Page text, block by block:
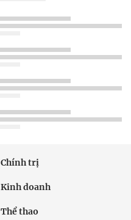
Chính trị
Kinh doanh
Thể thao